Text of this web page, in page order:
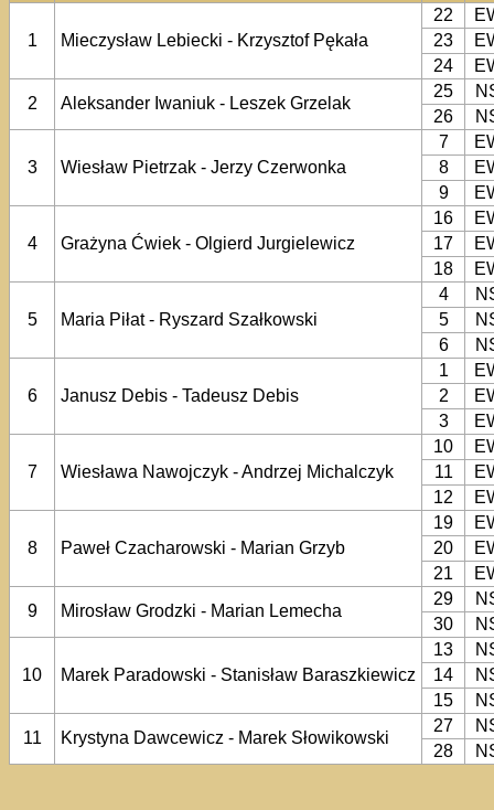
1 Mieczysław Lebiecki - Krzysztof Pękała
22
23
24
2
Aleksander Iwaniuk - Leszek Grzelak
25
26
3 Wiesław Pietrzak - Jerzy Czerwonka
7
8
9
4 Grażyna Ćwiek - Olgierd Jurgielewicz
16
17
18
5 Maria Piłat - Ryszard Szałkowski
4
5
6
6 Janusz Debis - Tadeusz Debis
1
2
3
7 Wiesława Nawojczyk - Andrzej Michalczyk
10
11
12
8 Paweł Czacharowski - Marian Grzyb
19
20
21
9
Mirosław Grodzki - Marian Lemecha
29
30
10 Marek Paradowski - Stanisław Baraszkiewicz
13
14
15
11
Krystyna Dawcewicz - Marek Słowikowski
27
28